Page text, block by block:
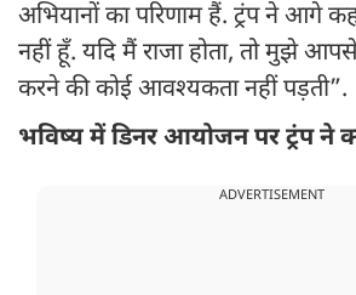
अभियानों का परिणाम हैं. ट्रंप ने आगे
नहीं हूँ. यदि मैं राजा होता, तो मुझे
करने की कोई आवश्यकता नहीं पड़ती”.
भविष्य में डिनर आयोजन पर ट्रंप ने
ADVERTISEMENT